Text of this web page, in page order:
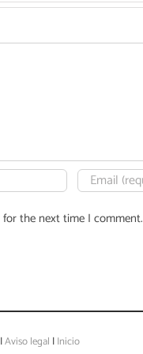
for the next time I comment.
|Aviso legal |Inicio